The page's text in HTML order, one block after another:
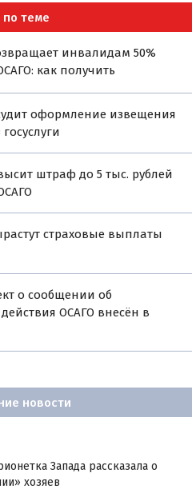
теме
инвалидам 50%
как получить
оформление извещения
штраф до 5 тыс. рублей
страховые выплаты
о сообщении об
ОСАГО внесён в
новости
Запада рассказала о
хозяев